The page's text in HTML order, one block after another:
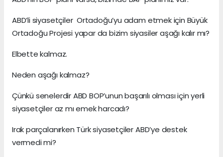
ABD’li siyasetçiler Ortadoğu’yu adam etmek için Büyük
Ortadoğu Projesi yapar da bizim siyasiler aşağı kalır mı?
Elbette kalmaz.
Neden aşağı kalmaz?
Çünkü senelerdir ABD BOP’unun başarılı olması için yerli
siyasetçiler az mı emek harcadı?
Irak parçalanırken Türk siyasetçiler ABD’ye destek
vermedi mi?